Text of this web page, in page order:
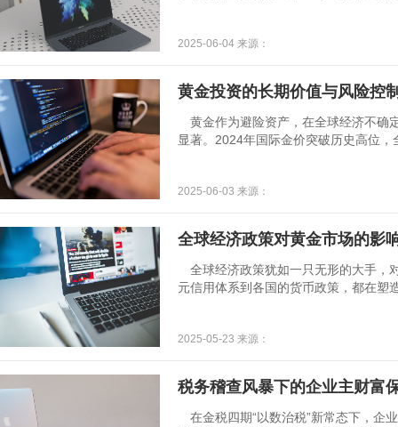
虽保持增长，但出口下滑、融资环境收
键。传统“股债6:4”配置模
2025-06-04 来源：
黄金投资的长期价值与风险控
黄金作为避险资产，在全球经济不确
显著。2024年国际金价突破历史高位
较大。因此，投资者在进行黄金投资时
物黄金、黄
2025-06-03 来源：
全球经济政策对黄金市场的影
全球经济政策犹如一只无形的大手，
元信用体系到各国的货币政策，都在塑
加，使得市场对美元的信心产生动摇。
元信用的裂痕。为
2025-05-23 来源：
税务稽查风暴下的企业主财富
在金税四期“以数治税”新常态下，企